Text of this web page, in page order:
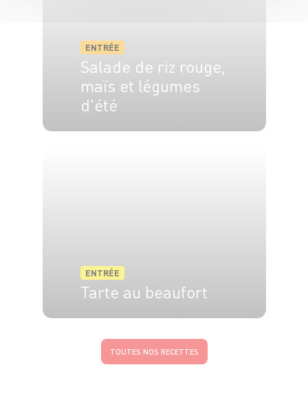
ENTRÉE
Salade de riz rouge,
maïs et légumes
d'été
ENTRÉE
Tarte au beaufort
TOUTES NOS RECETTES